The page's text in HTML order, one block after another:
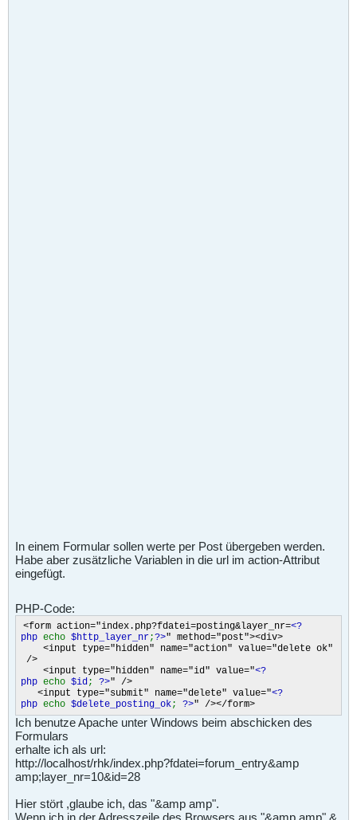
In einem Formular sollen werte per Post übergeben werden.
Habe aber zusätzliche Variablen in die url im action-Attribut
eingefügt.
PHP-Code:
<form action="index.php?fdatei=posting&layer_nr=<?
php echo $http_layer_nr;?>" method="post"><div>
<input type="hidden" name="action" value="delete ok"
/>
<input type="hidden" name="id" value="<?
php echo $id ; ?>" />
<input type="submit" name="delete" value="<?
php echo $delete_posting_ok; ?>" /></form>
Ich benutze Apache unter Windows beim abschicken des
Formulars
erhalte ich als url:
http://localhost/rhk/index.php?fdatei=forum_entry&amp
amp;layer_nr=10&id=28
Hier stört ,glaube ich, das "&amp amp".
Wenn ich in der Adresszeile des Browsers aus "&amp amp" &